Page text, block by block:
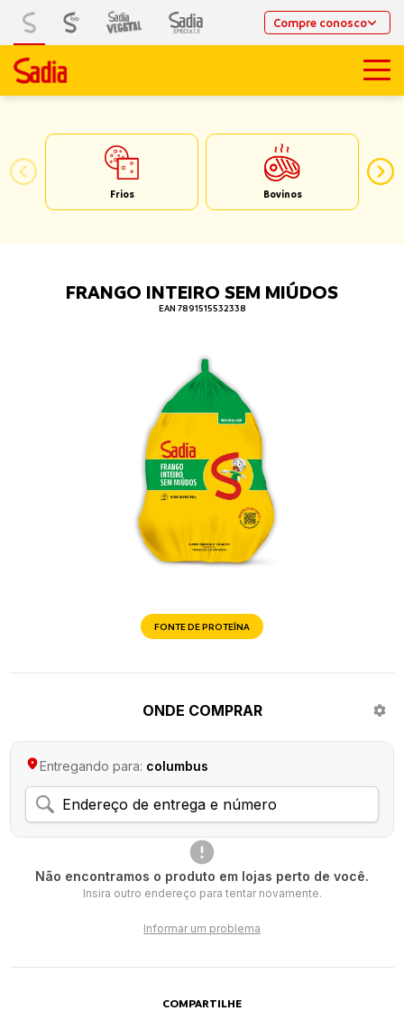
Compre conosco
Frios Bovinos
FRANGO INTEIRO SEM MIÚDOS
EAN 7891515532338
FONTE DE PROTEÍNA
ONDE COMPRAR
Entregando para: columbus
Não encontramos o produto em lojas perto de você.
Insira outro endereço para tentar novamente.
Informar um problema
COMPARTILHE